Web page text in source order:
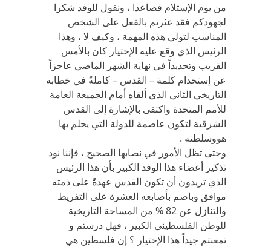
من يوم الإستلام فصاعدا ، ونقول للوفد شكرا
لجهودكم فقد عثرتم بالفعل على الشخص
المناسب لتولي هذه المهمة ، وكيف لا ، وهذا
الرئيس الذي وقع عليه الإختيار كان بالأمس
القريب وتحديداً في نهاية الشهر الماضي عاجزاً
عن إستخدام كلمة – القدس – كاملةً في خطابه
التاريخي الثاني الذي ألقاه أمام الجميعة العامة
للأمم المتحدة واكتفى بالإشارة إلى القدس
الشرقية لتكون عاصمة للدولة التي يحلم بها
هووسلطته .
وحتى تظل الأمور في نصابها الصحيح ، فإننا نود
تذكير أعضاء هذا الوفد الكبير بأن هذا الرئيس
الذي تريدون أن تكون القدس عهدةً على ذمته
موافق وباصم بأصابعه العشرة على التفريط
والتنازل عن 82 % من المساحة التاريخية
للوطن الفلسطيني الكبير ، فهل درستم و
تمعنتم جيداً هذا الإختيار ؟ إن فلسطين هي